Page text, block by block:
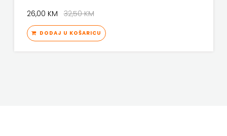
26,00 KM32,50 KM
DODAJ U KOŠARICU